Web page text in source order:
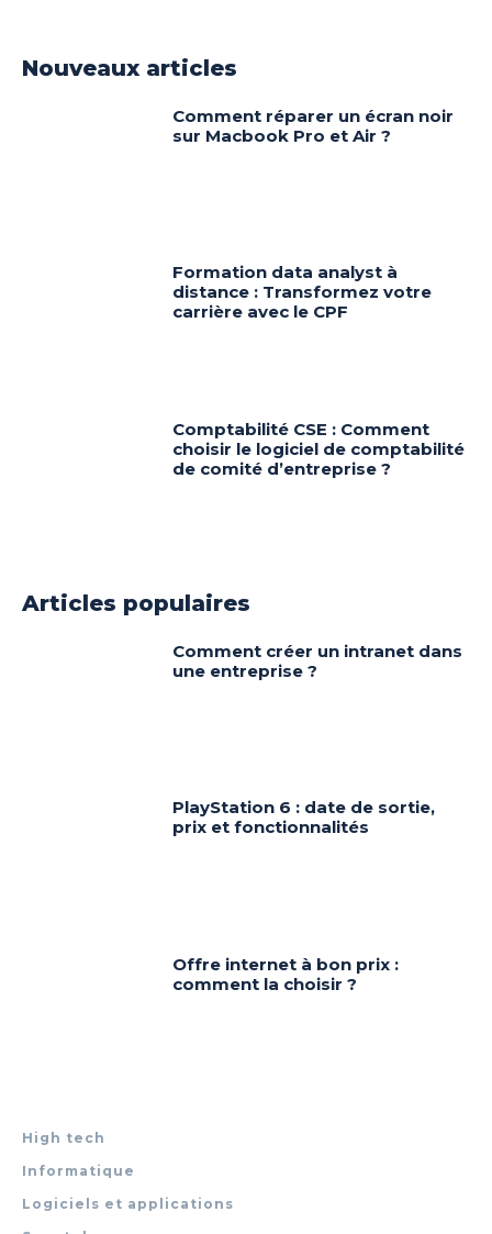
Nouveaux articles
Comment réparer un écran noir
sur Macbook Pro et Air ?
Formation data analyst à
distance : Transformez votre
carrière avec le CPF
Comptabilité CSE : Comment
choisir le logiciel de comptabilité
de comité d’entreprise ?
Articles populaires
Comment créer un intranet dans
une entreprise ?
PlayStation 6 : date de sortie,
prix et fonctionnalités
Offre internet à bon prix :
comment la choisir ?
High tech
Informatique
Logiciels et applications